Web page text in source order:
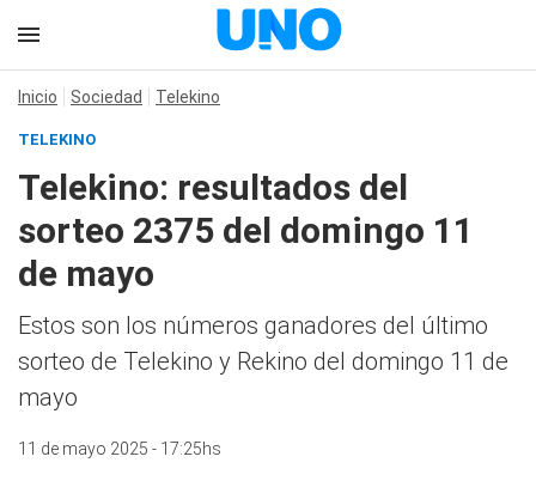
Inicio Sociedad Telekino
TELEKINO
Telekino: resultados del
sorteo 2375 del domingo 11
de mayo
Estos son los números ganadores del último
sorteo de Telekino y Rekino del domingo 11 de
mayo
11 de mayo 2025 - 17:25hs